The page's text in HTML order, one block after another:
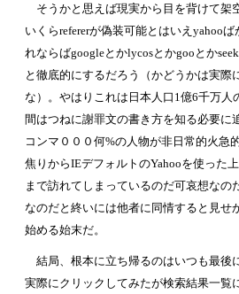
そうかと思えば現実から目を背けて架
いくらrefererが偽装可能とはいえyahoo
れならばgoogleとかlycosとかgooとか
と徹底的にするだろう（かどうかは実際
な）。やはりこれは日本人口1億6千万人
間はつねに謝罪文の書き方を知る必要に
コンマ０００何%の人物が非日常的火急
焦りからIEデフォルトのYahooを使った
まで訪れてしまっているのだ可哀想なの
なのだと終いには他者に同情すると見せ
始める始末だ。
結局、根本に立ち帰るのはいつも最後
実際にクリックしてみたが検索結果一覧